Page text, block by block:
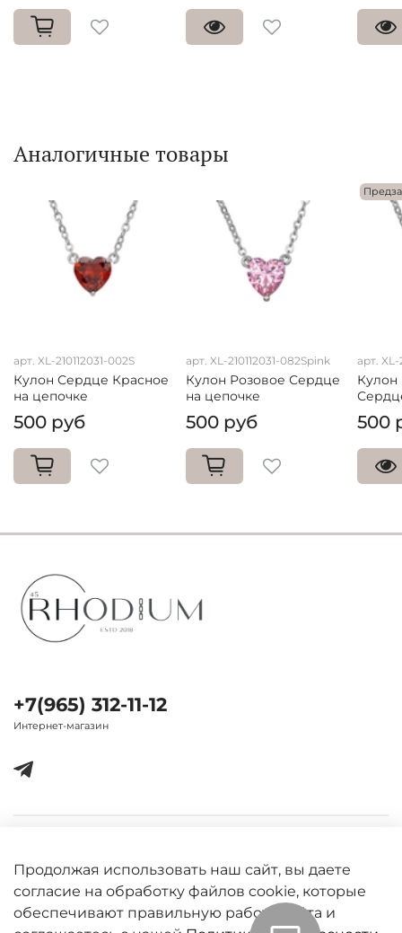
Аналогичные товары
арт. XL-210112031-002S
Кулон Сердце Красное
на цепочке
500 руб
арт. XL-210112031-082Spink
Кулон Розовое Сердце
на цепочке
500 руб
арт. XL-
Кулон
500
+7(965) 312-11-12
Интернет-магазин
Продолжая использовать наш сайт, вы даете
согласие на обработку файлов cookie, которые
обеспечивают правильную работу сайта и